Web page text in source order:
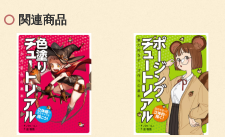
関連商品